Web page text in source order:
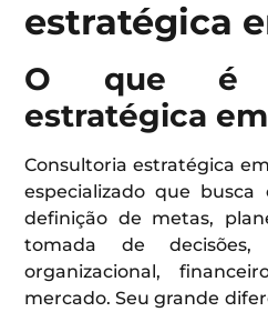
estratégica
O que é
estratégica
Consultoria estratégica
especializado que
definição de metas,
tomada de decisões,
organizacional,
mercado. Seu grande